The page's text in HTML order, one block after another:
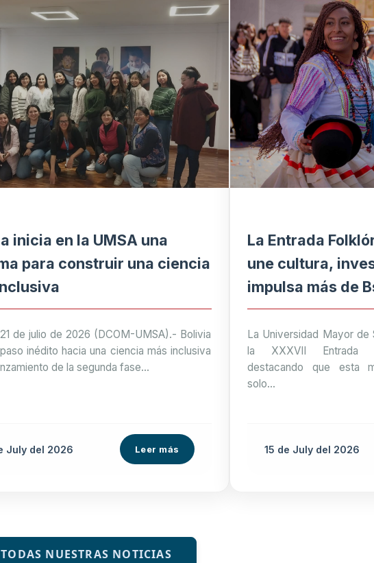
inicia en la UMSA una
para construir una ciencia
de julio de 2026 (DCOM-UMSA).- Bolivia
inédito hacia una ciencia más inclusiva
de la segunda fase...
July del 2026 Leer más
La Entrada
une cultura,
impulsa más de
economía paceña
La Universidad Mayor de
la XXXVII Entrada
destacando que esta
solo...
15 de Julydel 2026
TODAS NUESTRAS NOTICIAS